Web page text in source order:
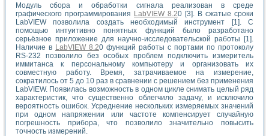
Модуль сбора и обработки сигнала реализован в среде
графического программирования LabVIEW 8.20 [3]. В сжатые сроки
LabVIEW позволила создать необходимый инструмент [1]. С
помощью интуитивно понятных функций было разработано
серьёзное приложение для научно-исследовательской работы [1].
Наличие в LabVIEW 8.20 функций работы с портами по протоколу
RS-232 позволило без особых проблем подключить измеритель
иммитанса к персональному компьютеру и организовать их
совместную работу. Время, затрачиваемое на измерение,
сократилось от 5 до 10 раз в сравнении с решением без применения
LabVIEW. Появилась возможность в одном цикле снимать целый ряд
характеристик, что существенно облегчило задачу, и исключило
вероятность ошибок. Усреднение нескольких измеряемых значений
при одном напряжении или частоте компенсирует случайную
погрешность прибора, что позволило значительно повысить
точность измерений.